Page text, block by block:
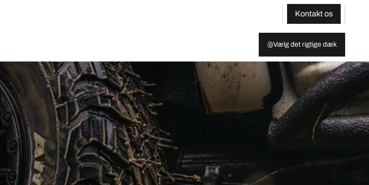
Kontakt os
Vælg det rigtige dæk